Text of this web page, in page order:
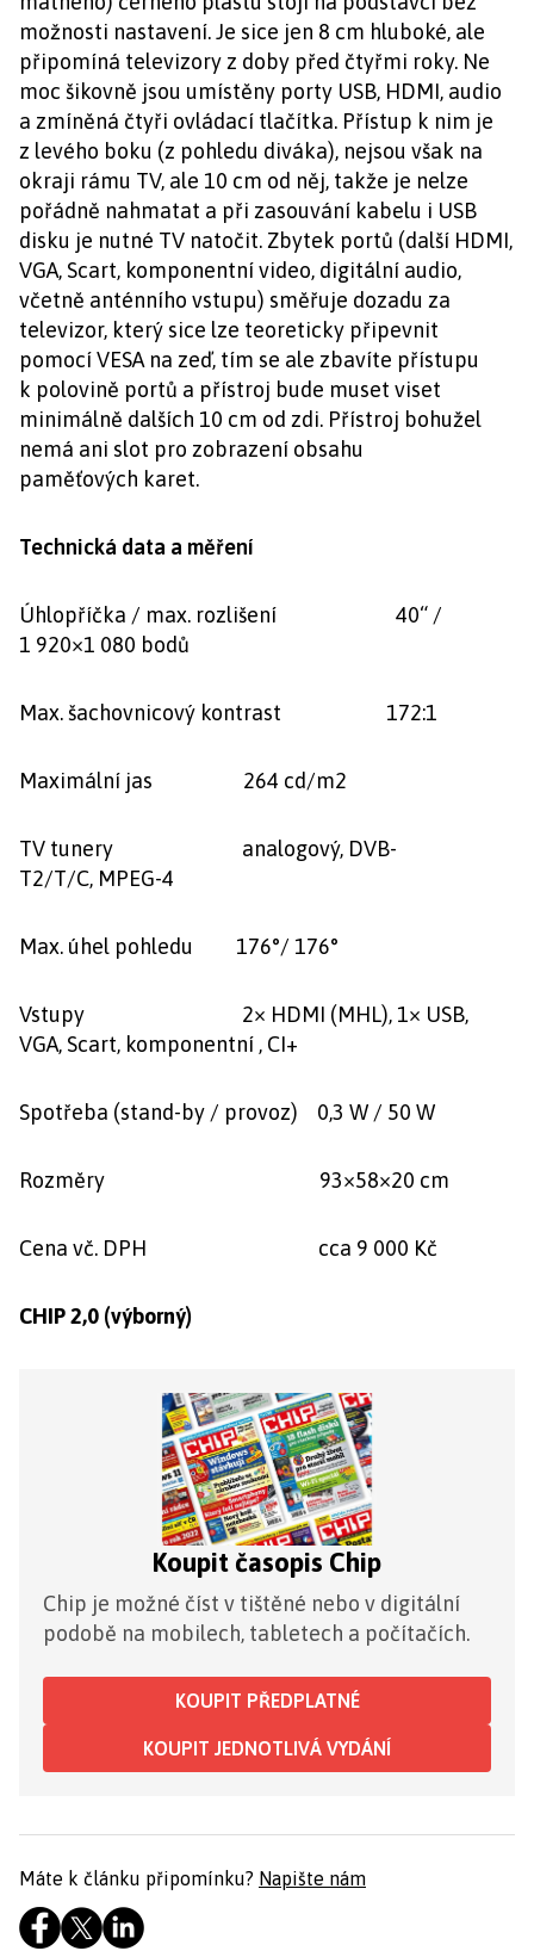
možnosti nastavení. Je sice jen 8 cm hluboké, ale
připomíná televizory z doby před čtyřmi roky. Ne
moc šikovně jsou umístěny porty USB, HDMI, audio
a zmíněná čtyři ovládací tlačítka. Přístup k nim je
z levého boku (z pohledu diváka), nejsou však na
okraji rámu TV, ale 10 cm od něj, takže je nelze
pořádně nahmatat a při zasouvání kabelu i USB
disku je nutné TV natočit. Zbytek portů (další HDMI,
VGA, Scart, komponentní video, digitální audio,
včetně anténního vstupu) směřuje dozadu za
televizor, který sice lze teoreticky připevnit
pomocí VESA na zeď, tím se ale zbavíte přístupu
k polovině portů a přístroj bude muset viset
minimálně dalších 10 cm od zdi. Přístroj bohužel
nemá ani slot pro zobrazení obsahu
paměťových karet.
Technická data a měření
Úhlopříčka / max. rozlišení 40“ /
1 920×1 080 bodů
Max. šachovnicový kontrast 172:1
Maximální jas 264 cd/m2
TV tunery analogový, DVB-
T2/T/C, MPEG-4
Max. úhel pohledu 176°/ 176°
Vstupy 2× HDMI (MHL), 1× USB,
VGA, Scart, komponentní , CI+
Spotřeba (stand-by / provoz) 0,3 W / 50 W
Rozměry 93×58×20 cm
Cena vč. DPH cca 9 000 Kč
CHIP 2,0 (výborný)
Koupit časopis Chip
Chip je možné číst v tištěné nebo v digitální
podobě na mobilech, tabletech a počítačích.
KOUPIT PŘEDPLATNÉ
KOUPIT JEDNOTLIVÁ VYDÁNÍ
Máte k článku připomínku? Napište nám